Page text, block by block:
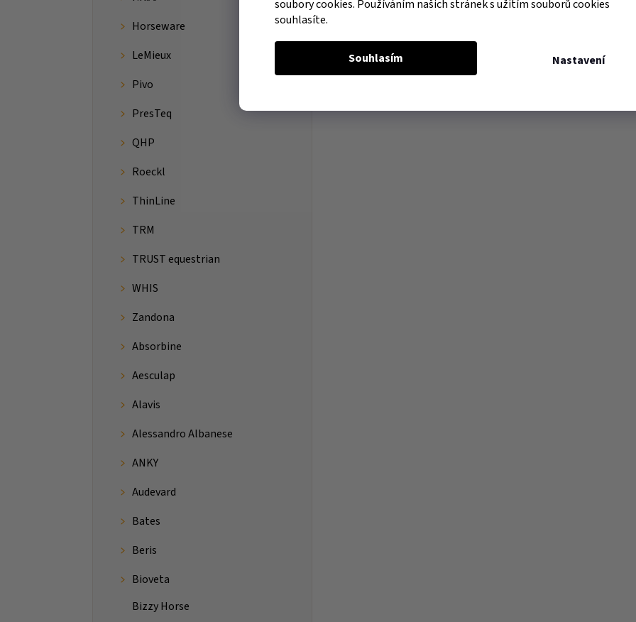
soubory cookies. Používáním našich stránek s užitím souborů cookies
souhlasíte.
Nastavení
Souhlasím
Horseware
LeMieux
Pivo
PresTeq
QHP
Roeckl
ThinLine
TRM
TRUST equestrian
WHIS
Zandona
Absorbine
Aesculap
Alavis
Alessandro Albanese
ANKY
Audevard
Bates
Beris
Bioveta
Bizzy Horse